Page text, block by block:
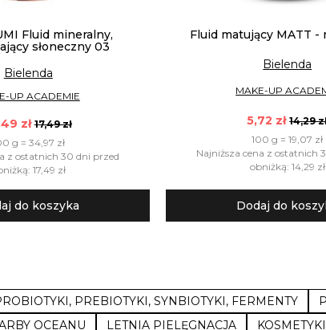
Fluid mineralny,
słoneczny 03
Bielenda
UP ACADEMIE
zł 17,49 zł
g = 34,97 zł
z ostatnich 30 dni przed
17,49 zł
do koszyka
Fluid matujący MATT -
Bielenda
MAKE-UP
5,72 zł 14,29
100 g = 19,07 zł
Najniższa cena z ostatnich
obniżką: 14,29 zł
Dodaj do
PREBIOTYKI, SYNBIOTYKI, FERMENTY
OCEANU LETNIA PIELĘGNACJA